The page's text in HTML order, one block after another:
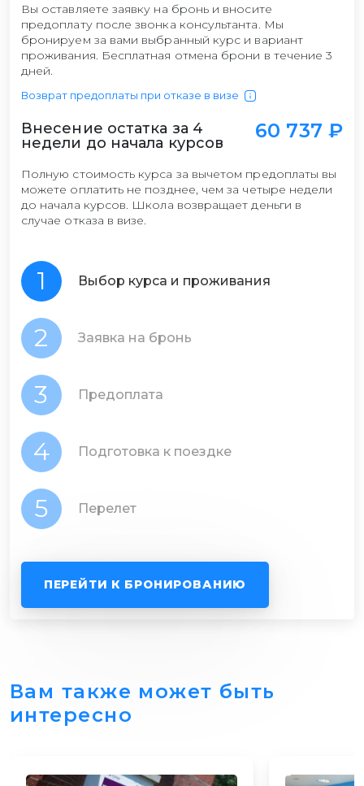
Вы оставляете заявку на бронь и вносите
предоплату после звонка консультанта. Мы
бронируем за вами выбранный курс и вариант
проживания. Бесплатная отмена брони в течение 3
дней.
Возврат предоплаты при отказе в визе
Внесение остатка за 4
недели до начала курсов
60 737 ₽
Полную стоимость курса за вычетом предоплаты вы
можете оплатить не позднее, чем за четыре недели
до начала курсов. Школа возвращает деньги в
случае отказа в визе.
1 Выбор курса и проживания
2 Заявка на бронь
3 Предоплата
4 Подготовка к поездке
5 Перелет
ПЕРЕЙТИ К БРОНИРОВАНИЮ
Вам также может быть
интересно